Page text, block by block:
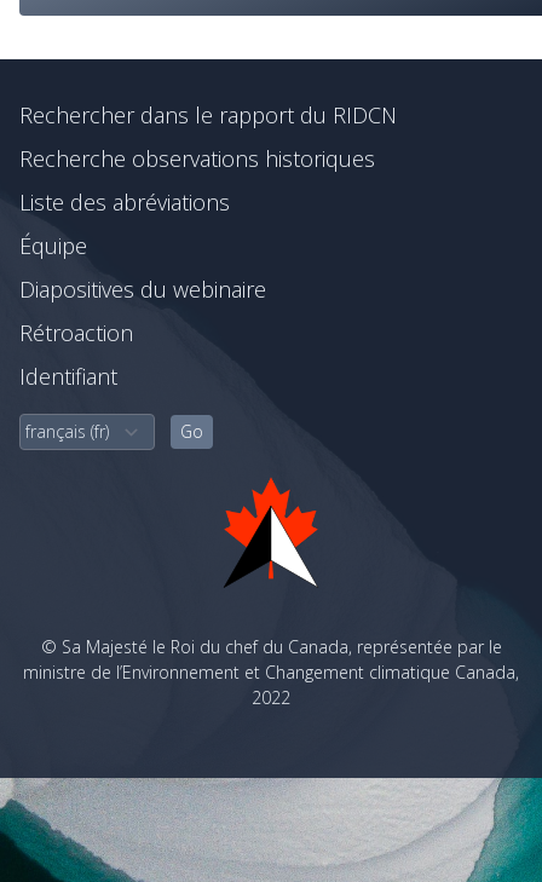
Rétroaction
Identifiant
Rechercher dans le rapport du RIDCN
Recherche observations historiques
Liste des abréviations
Équipe
Diapositives du webinaire
© Sa Majesté le Roi du chef du Canada, représentée par le
ministre de l’Environnement et Changement climatique Canada,
2022